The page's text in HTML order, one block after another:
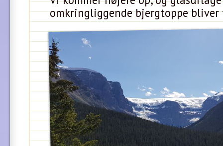
omkringliggende bjergtoppe bliver